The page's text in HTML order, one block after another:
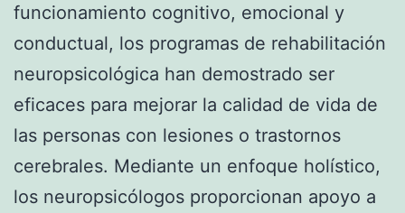
funcionamiento cognitivo, emocional y
conductual, los programas de rehabilitación
neuropsicológica han demostrado ser
eficaces para mejorar la calidad de vida de
las personas con lesiones o trastornos
cerebrales. Mediante un enfoque holístico,
los neuropsicólogos proporcionan apoyo a